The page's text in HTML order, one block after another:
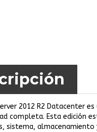
2012 R2 Datacenter
completa. Esta edición
sistema, almacenamiento